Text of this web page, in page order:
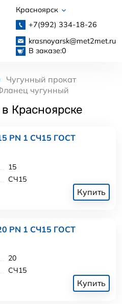
Красноярск
+7(992) 334-18-26
krasnoyarsk@met2met.ru
В заказе:0
Чугунный прокат
чугунный
Красноярске
PN 1 СЧ15 ГОСТ
15
СЧ15
Купить
PN 1 СЧ15 ГОСТ
20
СЧ15
Купить